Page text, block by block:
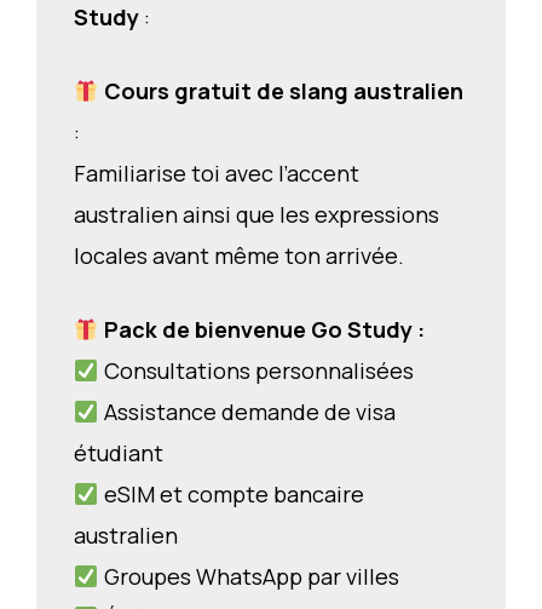
Study :
Cours gratuit de slang australien
:
Familiarise toi avec l’accent
australien ainsi que les expressions
locales avant même ton arrivée.
Pack de bienvenue Go Study :
Consultations personnalisées
Assistance demande de visa
étudiant
eSIM et compte bancaire
australien
Groupes WhatsApp par villes